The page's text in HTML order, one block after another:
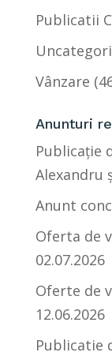
Publicatii
Vânzare
Anunturi
Publicație
Alexandru
Anunt
Oferta de
02.07.2026
Oferte de
12.06.2026
Publicatie